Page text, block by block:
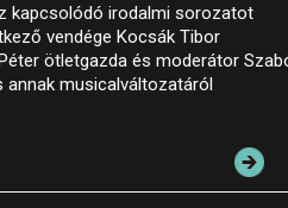
kapcsolódó irodalmi sorozatot
vendége Kocsák Tibor
ötletgazda és moderátor
annak musicalváltozatáról